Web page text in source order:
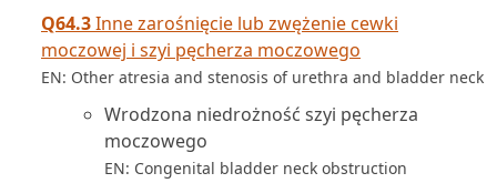
Q64.3Inne zarośnięcie lub zwężenie cewki
moczowej i szyi pęcherza moczowego
EN: Other atresia and stenosis of urethra and bladder neck
Wrodzona niedrożność szyi pęcherza
moczowego
EN: Congenital bladder neck obstruction